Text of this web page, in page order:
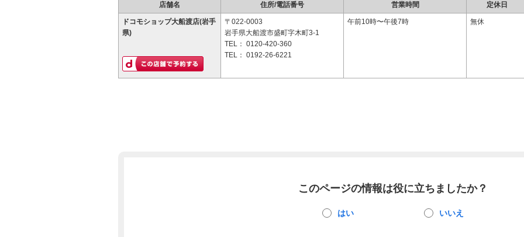
店舗名 住所/電話番号 営業時間 定休日
ドコモショップ大船渡店(岩手
県)
〒022-0003
岩手県大船渡市盛町字木町3-1
TEL： 0120-420-360
TEL： 0192-26-6221
午前10時〜午後7時 無休
このページの情報は役に立ちましたか？
はい いいえ